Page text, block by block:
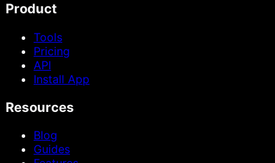
Product
Tools
Pricing
API
Install App
Resources
Blog
Guides